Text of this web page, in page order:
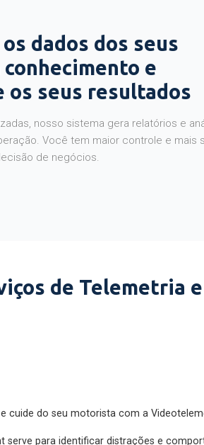
dados dos seus
e
os seus resultados
nosso sistema gera relatórios e
Você tem maior controle e mais
de negócios.
de Telemetria
cuide do seu motorista com a
serve para identificar distrações e